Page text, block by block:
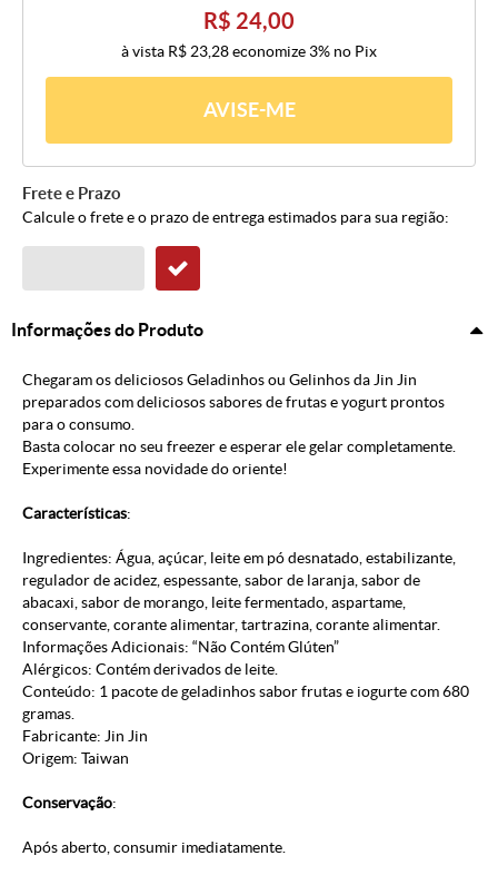
R$ 24,00
à vista R$ 23,28economize 3% no Pix
AVISE-ME
Frete e Prazo
Calcule o frete e o prazo de entrega estimados para sua região:
Informações do Produto
Chegaram os deliciosos Geladinhos ou Gelinhos da Jin Jin
preparados com deliciosos sabores de frutas e yogurt prontos
para o consumo.
Basta colocar no seu freezer e esperar ele gelar completamente.
Experimente essa novidade do oriente!
Características:
Ingredientes: Água, açúcar, leite em pó desnatado, estabilizante,
regulador de acidez, espessante, sabor de laranja, sabor de
abacaxi, sabor de morango, leite fermentado, aspartame,
conservante, corante alimentar, tartrazina, corante alimentar.
Informações Adicionais: “Não Contém Glúten”
Alérgicos: Contém derivados de leite.
Conteúdo: 1 pacote de geladinhos sabor frutas e iogurte com 680
gramas.
Fabricante: Jin Jin
Origem: Taiwan
Conservação:
Após aberto, consumir imediatamente.